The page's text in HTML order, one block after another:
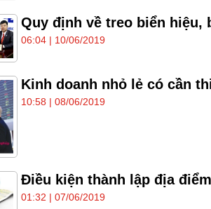
Quy định về treo biển hiệu,
06:04 | 10/06/2019
Kinh doanh nhỏ lẻ có cần
10:58 | 08/06/2019
Điều kiện thành lập địa
01:32 | 07/06/2019